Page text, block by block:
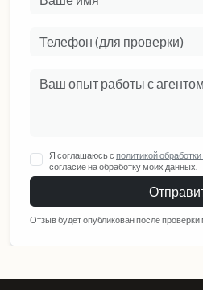
Я соглашаюсь с политикой
согласие на обработку моих данных.
Отзыв будет опубликован после проверки